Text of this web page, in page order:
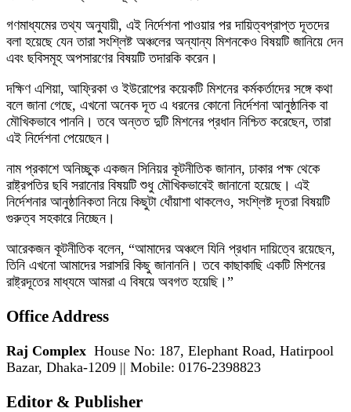
গণমাধ্যমের তথ্য অনুযায়ী, এই নির্দেশনা পাওয়ার পর দায়িত্বপ্রাপ্ত দূতদের
বলা হয়েছে যেন তারা সংশ্লিষ্ট অঞ্চলের অন্যান্য মিশনকেও বিষয়টি জানিয়ে দেন
এবং ছবিসমূহ অপসারণের বিষয়টি তদারকি করেন।
দক্ষিণ এশিয়া, আফ্রিকা ও ইউরোপের কয়েকটি মিশনের কর্মকর্তাদের সঙ্গে কথা
বলে জানা গেছে, এখনো অনেক দূত এ ধরনের কোনো নির্দেশনা আনুষ্ঠানিক বা
মৌখিকভাবে পাননি। তবে অন্তত দুটি মিশনের প্রধান নিশ্চিত করেছেন, তারা
এই নির্দেশনা পেয়েছেন।
নাম প্রকাশে অনিচ্ছুক একজন সিনিয়র কূটনীতিক জানান, ঢাকার পক্ষ থেকে
রাষ্ট্রপতির ছবি সরানোর বিষয়টি শুধু মৌখিকভাবেই জানানো হয়েছে। এই
নির্দেশনার আনুষ্ঠানিকতা নিয়ে কিছুটা ধোঁয়াশা থাকলেও, সংশ্লিষ্ট দূতরা বিষয়টি
গুরুত্ব সহকারে নিচ্ছেন।
আরেকজন কূটনীতিক বলেন, “আমাদের অঞ্চলে যিনি প্রধান দায়িত্বে রয়েছেন,
তিনি এখনো আমাদের সরাসরি কিছু জানাননি। তবে কাছাকাছি একটি মিশনের
রাষ্ট্রদূতের মাধ্যমে আমরা এ বিষয়ে অবগত হয়েছি।”
Office Address
Raj Complex House No: 187, Elephant Road, Hatirpool
Bazar, Dhaka-1209 || Mobile: 0176-2398823
Editor & Publisher